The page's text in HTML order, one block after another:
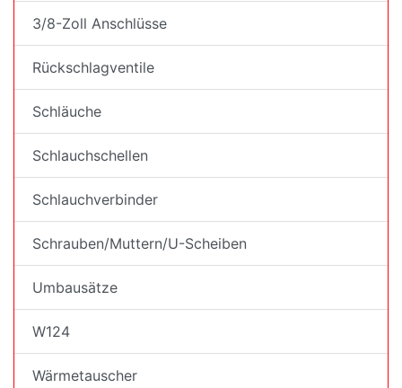
3/8-Zoll Anschlüsse
Rückschlagventile
Schläuche
Schlauchschellen
Schlauchverbinder
Schrauben/Muttern/U-Scheiben
Umbausätze
W124
Wärmetauscher